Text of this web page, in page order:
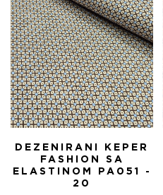
DEZENIRANI KEPER
FASHION SA
ELASTINOM PA051 -
20